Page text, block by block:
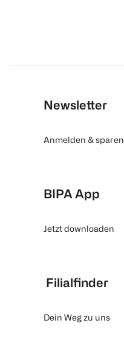
Newsletter
Anmelden & sparen
BIPA App
Jetzt downloaden
Filialfinder
Dein Weg zu uns